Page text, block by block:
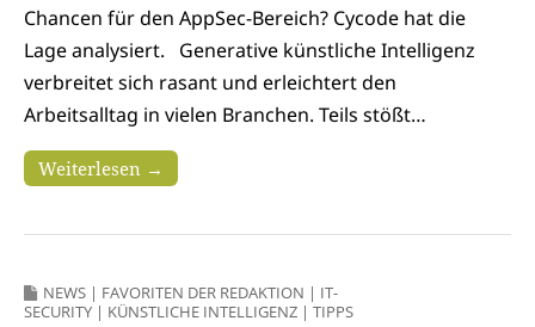
Chancen für den AppSec-Bereich? Cycode hat die
Lage analysiert. Generative künstliche Intelligenz
verbreitet sich rasant und erleichtert den
Arbeitsalltag in vielen Branchen. Teils stößt…
Weiterlesen →
NEWS | FAVORITEN DER REDAKTION | IT-
SECURITY | KÜNSTLICHE INTELLIGENZ | TIPPS